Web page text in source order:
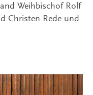
Weihbischof Rolf
Christen Rede und